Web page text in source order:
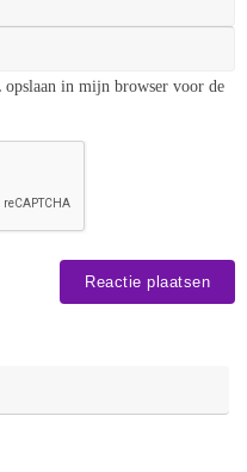
in mijn browser voor de